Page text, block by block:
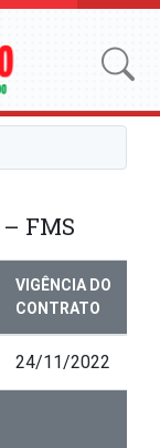
FMS
VIGÊNCIA DO
CONTRATO
24/11/2022